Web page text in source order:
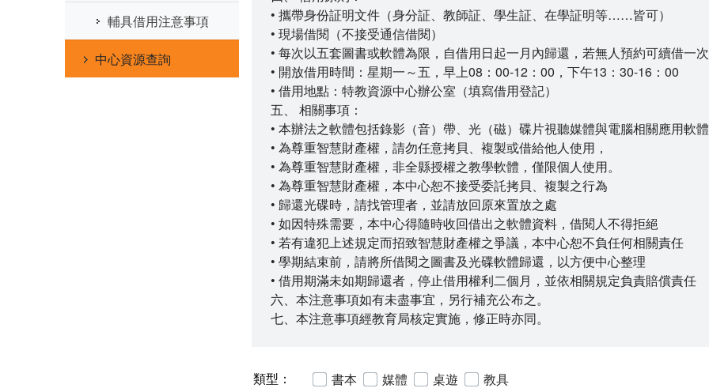
輔具借用注意事項
中心資源查詢
• 攜帶身份証明文件（身分証、教師証、學生証、在學証明等……皆可）
• 現場借閱（不接受通信借閱）
• 每次以五套圖書或軟體為限，自借用日起一月內歸還，若無人預約可續借一次
• 開放借用時間：星期一～五，早上08：00-12：00，下午13：30-16：00
• 借用地點：特教資源中心辦公室（填寫借用登記）
五、 相關事項：
• 本辦法之軟體包括錄影（音）帶、光（磁）碟片視聽媒體與電腦相關應用軟
• 為尊重智慧財產權，請勿任意拷貝、複製或借給他人使用，
• 為尊重智慧財產權，非全縣授權之教學軟體，僅限個人使用。
• 為尊重智慧財產權，本中心恕不接受委託拷貝、複製之行為
• 歸還光碟時，請找管理者，並請放回原來置放之處
• 如因特殊需要，本中心得隨時收回借出之軟體資料，借閱人不得拒絕
• 若有違犯上述規定而招致智慧財產權之爭議，本中心恕不負任何相關責任
• 學期結束前，請將所借閱之圖書及光碟軟體歸還，以方便中心整理
• 借用期滿未如期歸還者，停止借用權利二個月，並依相關規定負責賠償責任
六、本注意事項如有未盡事宜，另行補充公布之。
七、本注意事項經教育局核定實施，修正時亦同。
類型： 書本 媒體 桌遊 教具